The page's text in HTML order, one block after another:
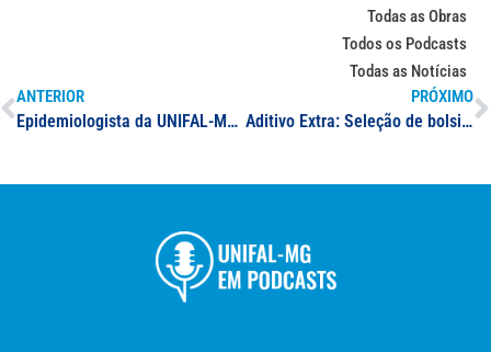
Todas as Obras
Todos os Podcasts
Todas as Notícias
ANTERIOR
Epidemiologista da UNIFAL-MG comenta os dados do IndCovid e repercute nos jornais da mídia regional
PRÓXIMO
Aditivo Extra: Seleção de bolsistas de Extensão para o “Festival Mais Ciência por favor”